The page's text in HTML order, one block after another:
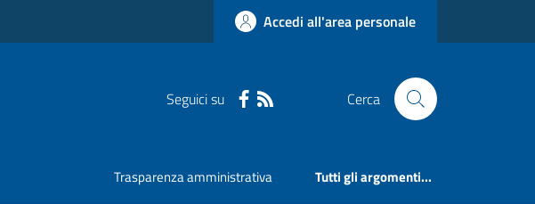
Accedi all'area personale
Seguici su Cerca
Trasparenza amministrativa Tutti gli argomenti...